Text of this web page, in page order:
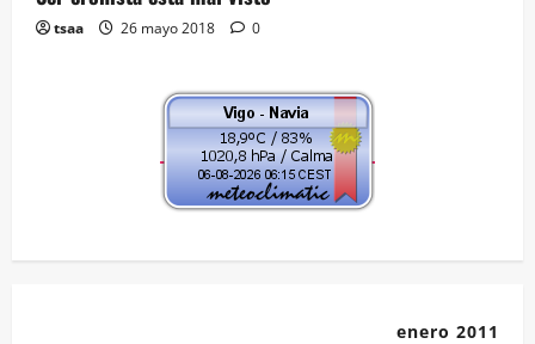
tsaa 26 mayo 2018 0
enero 2011